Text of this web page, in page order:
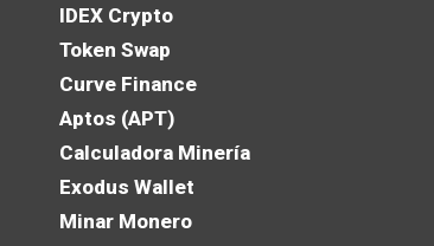
IDEX Crypto
Token Swap
Curve Finance
Aptos (APT)
Calculadora Minería
Exodus Wallet
Minar Monero